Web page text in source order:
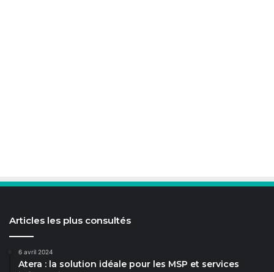
Articles les plus consultés
6 avril 2024
Atera : la solution idéale pour les MSP et services